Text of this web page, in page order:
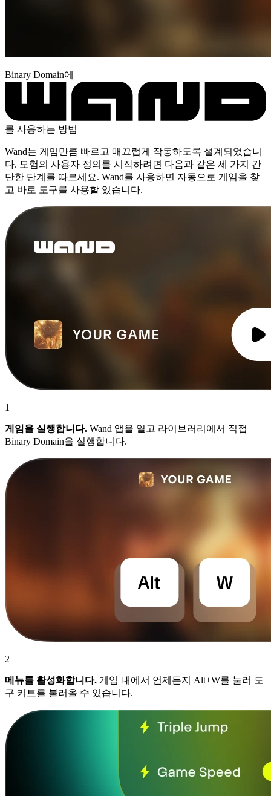
Binary Domain에
를 사용하는 방법
Wand는 게임만큼 빠르고 매끄럽게 작동하도록 설계되었습니
다. 모험의 사용자 정의를 시작하려면 다음과 같은 세 가지 간
단한 단계를 따르세요. Wand를 사용하면 자동으로 게임을 찾
고 바로 도구를 사용할 있습니다.
1
게임을 실행합니다. Wand 앱을 열고 라이브러리에서 직접
Binary Domain을 실행합니다.
2
메뉴를 활성화합니다. 게임 내에서 언제든지 Alt+W를 눌러 도
구 키트를 불러올 수 있습니다.